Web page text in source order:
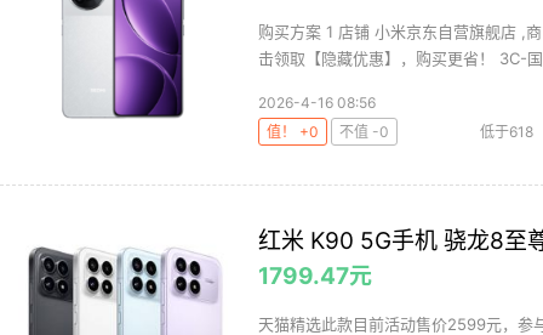
购买方案 1 店铺 小米京东自营旗舰店 ,
击领取【隐藏优惠】，购买更省！ 3C-
2026-4-16 08:56
值！ +0
不值 -0 低于618
红米 K90 5G手机 骁龙8至
1799.47元
天猫精选此款目前活动售价2599元，参